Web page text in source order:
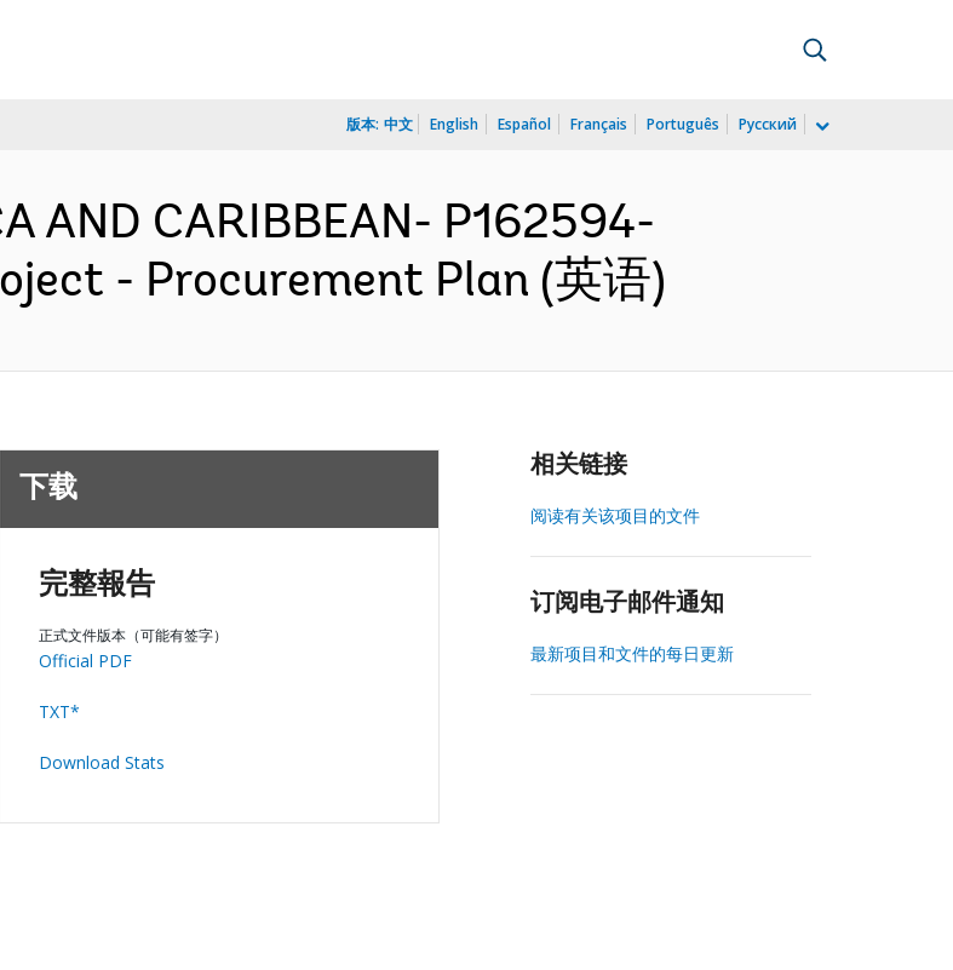
版本: 中文 English Español Français Português Русский
AND CARIBBEAN- P162594-
- Procurement Plan (英语)
下载
完整報告
正式文件版本（可能有签字）
Official PDF
TXT*
Download Stats
相关链接
阅读有关该项目的文件
订阅电子邮件通知
最新项目和文件的每日更新